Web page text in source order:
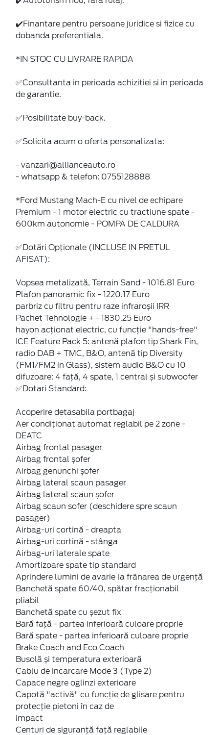
✔️Finantare pentru persoane juridice si fizice cu
dobanda preferentiala.
*IN STOC CU LIVRARE RAPIDA
✅Consultanta in perioada achizitiei si in perioada
de garantie.
✅Posibilitate buy-back.
✅Solicita acum o oferta personalizata:
- vanzari@allianceauto.ro
- whatsapp & telefon: 0755128888
*Ford Mustang Mach-E cu nivel de echipare
Premium - 1 motor electric cu tractiune spate -
600km autonomie - POMPA DE CALDURA
✅Dotări Opționale (INCLUSE IN PRETUL
AFISAT):
Vopsea metalizată, Terrain Sand - 1016.81 Euro
Plafon panoramic fix - 1220.17 Euro
parbriz cu filtru pentru raze infraroșii IRR
Pachet Tehnologie + - 1830.25 Euro
hayon acționat electric, cu funcție "hands-free"
ICE Feature Pack 5: antenă plafon tip Shark Fin,
radio DAB + TMC, B&O, antenă tip Diversity
(FM1/FM2 in Glass), sistem audio B&O cu 10
difuzoare: 4 față, 4 spate, 1 central și subwoofer
✅Dotari Standard:
Acoperire detasabila portbagaj
Aer condiționat automat reglabil pe 2 zone -
DEATC
Airbag frontal pasager
Airbag frontal șofer
Airbag genunchi șofer
Airbag lateral scaun pasager
Airbag lateral scaun șofer
Airbag scaun sofer (deschidere spre scaun
pasager)
Airbag-uri cortină - dreapta
Airbag-uri cortină - stânga
Airbag-uri laterale spate
Amortizoare spate tip standard
Aprindere lumini de avarie la frânarea de urgență
Banchetă spate 60/40, spătar fracționabil
pliabil
Banchetă spate cu șezut fix
Bară față - partea inferioară culoare proprie
Bară spate - partea inferioară culoare proprie
Brake Coach and Eco Coach
Busolă și temperatura exterioară
Cablu de incarcare Mode 3 (Type 2)
Capace negre oglinzi exterioare
Capotă "activă" cu funcție de glisare pentru
protecție pietoni în caz de
impact
Centuri de siguranță față reglabile